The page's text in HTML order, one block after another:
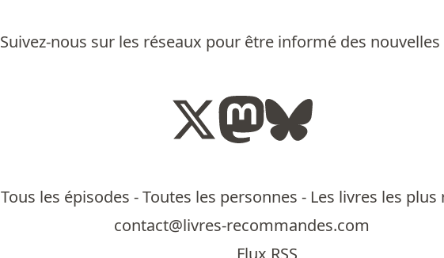
Suivez-nous sur les réseaux pour être informé des
Tous les épisodes -Toutes les personnes - Les livres les
contact@livres-recommandes.com